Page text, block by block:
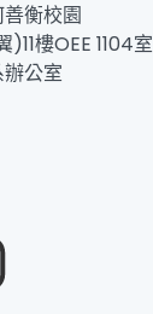
衡校園
樓OEE 1104室
公室